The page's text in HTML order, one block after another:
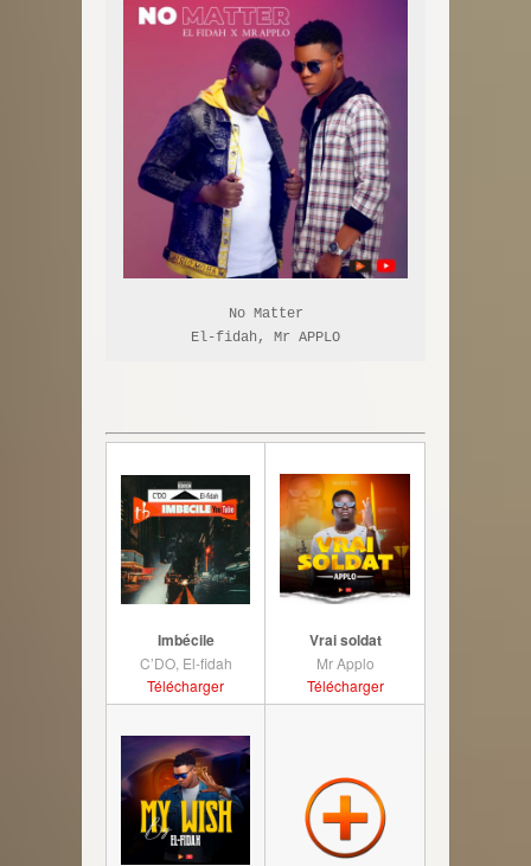
No Matter
El-fidah, Mr APPLO
Imbécile
C’DO, El-fidah
Télécharger
Vrai soldat
Mr Applo
Télécharger